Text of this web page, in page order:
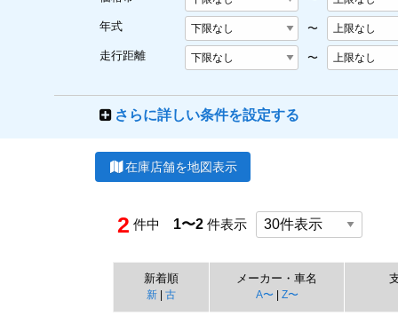
年式 〜
走行距離 〜
さらに詳しい条件を設定する
在庫店舗を地図表示
2 件中 1〜2 件表示
新着順
新 | 古
メーカー・車名
A〜| Z〜